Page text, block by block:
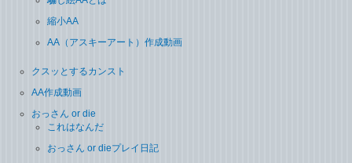
縮小AA
AA（アスキーアート）作成動画
クスッとするカンスト
AA作成動画
おっさん or die
これはなんだ
おっさん or dieプレイ日記